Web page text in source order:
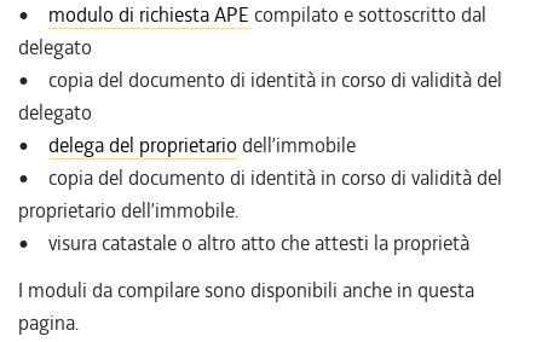
• modulo di richiesta APE compilato e sottoscritto dal
delegato
• copia del documento di identità in corso di validità del
delegato
• delega del proprietariodell’immobile
• copia del documento di identità in corso di validità del
proprietario dell’immobile.
• visura catastale o altro atto che attesti la proprietà
I moduli da compilare sono disponibili anche in questa
pagina.